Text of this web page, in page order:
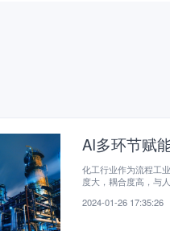
AI多环节赋
化工行业作为流程工
度大，耦合度高，与
2024-01-26 17:35:26